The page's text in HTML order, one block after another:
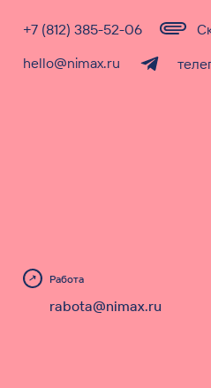
hello@nimax.ru
+7 (812) 385-52-06
Работа
rabota@nimax.ru